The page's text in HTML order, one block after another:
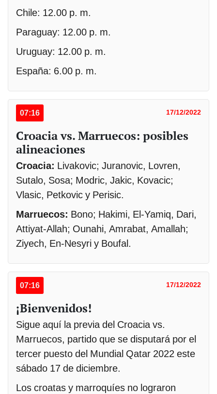
Chile: 12.00 p. m.
Paraguay: 12.00 p. m.
Uruguay: 12.00 p. m.
España: 6.00 p. m.
07:16 17/12/2022
Croacia vs. Marruecos: posibles
alineaciones
Croacia: Livakovic; Juranovic, Lovren,
Sutalo, Sosa; Modric, Jakic, Kovacic;
Vlasic, Petkovic y Perisic.
Marruecos: Bono; Hakimi, El-Yamiq, Dari,
Attiyat-Allah; Ounahi, Amrabat, Amallah;
Ziyech, En-Nesyri y Boufal.
07:16 17/12/2022
¡Bienvenidos!
Sigue aquí la previa del Croacia vs.
Marruecos, partido que se disputará por el
tercer puesto del Mundial Qatar 2022 este
sábado 17 de diciembre.
Los croatas y marroquíes no lograron